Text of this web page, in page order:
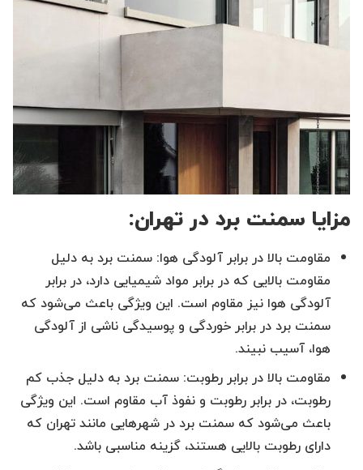
مزایا سمنت برد در تهران:
مقاومت بالا در برابر آلودگی هوا: سمنت برد به دلیل
مقاومت بالایی که در برابر مواد شیمیایی دارد، در برابر
آلودگی هوا نیز مقاوم است. این ویژگی باعث می‌شود که
سمنت برد در برابر خوردگی و پوسیدگی ناشی از آلودگی
هوا، آسیب نبیند.
مقاومت بالا در برابر رطوبت: سمنت برد به دلیل جذب کم
رطوبت، در برابر رطوبت و نفوذ آب مقاوم است. این ویژگی
باعث می‌شود که سمنت برد در شهرهایی مانند تهران که
دارای رطوبت بالایی هستند، گزینه مناسبی باشد.